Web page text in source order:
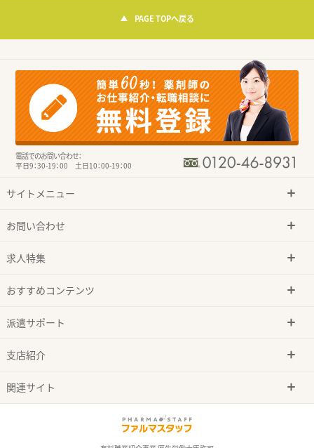
PAGE TOPへ戻る
電話でのお問い合わせ：
平日9：30-19：00 土日10：00-19：00
サイトメニュー
お問い合わせ
求人特集
おすすめコンテンツ
派遣サポート
支店紹介
関連サイト